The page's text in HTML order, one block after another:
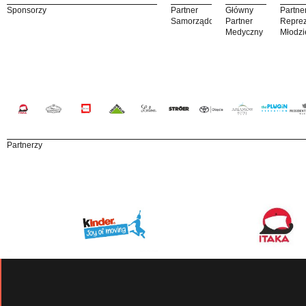
Sponsorzy
Partner
Samorządowy
Główny
Partner
Medyczny
Partnerzy